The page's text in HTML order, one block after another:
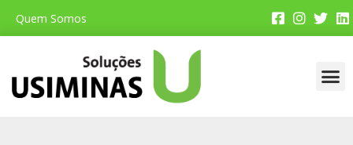
Quem Somos